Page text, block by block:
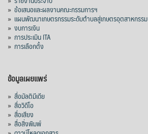
» ข้อเสนอและผลงานคณะกรรมการฯ
» แผนพัฒนาเกษตรกรรมระดับตำบลสู่เกษตรอุตสาหกรรม
» งบการเงิน
» การประเมิน ITA
» การเลือกตั้ง
ข้อมูลเผยแพร่
» สื่อมัลติมีเดีย
» สื่อวิดีโอ
» สื่อเสียง
» สื่อสิ่งพิมพ์